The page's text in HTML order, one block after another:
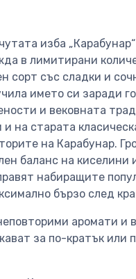
изба
в лимитирани
сорт със сладки и
името си заради
и вековната
на старата
на Карабунар.
баланс на киселини
набиращите
бързо след
аромати и
за по-кратък или